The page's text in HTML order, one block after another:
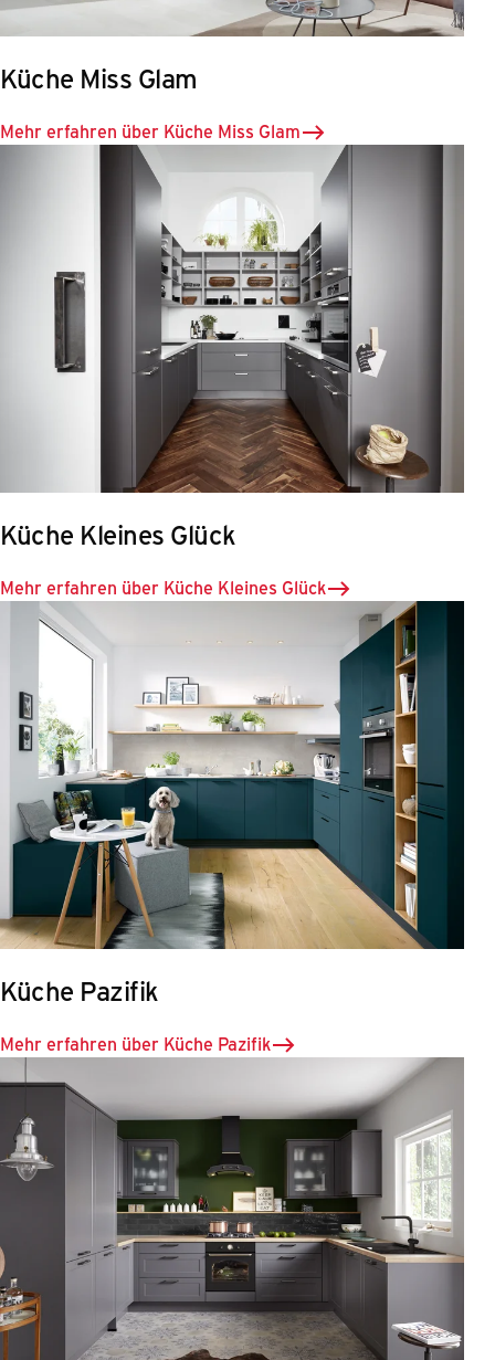
Küche Miss Glam
Mehr erfahren über Küche Miss Glam
Küche Kleines Glück
Mehr erfahren über Küche Kleines Glück
Küche Pazifik
Mehr erfahren über Küche Pazifik